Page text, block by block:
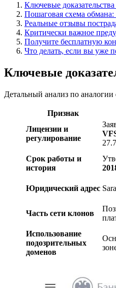
Ключевые
Пошаговая схема
Реальные отзывы
Критически важное
Получите бесплатную
Что делать, если вы уже
Ключевые
Детальный анализ по аналогии
Признак
Лицензии и
регулирование
Срок работы и
история
Юридический адрес
Часть сети клонов
Использование
подозрительных
доменов